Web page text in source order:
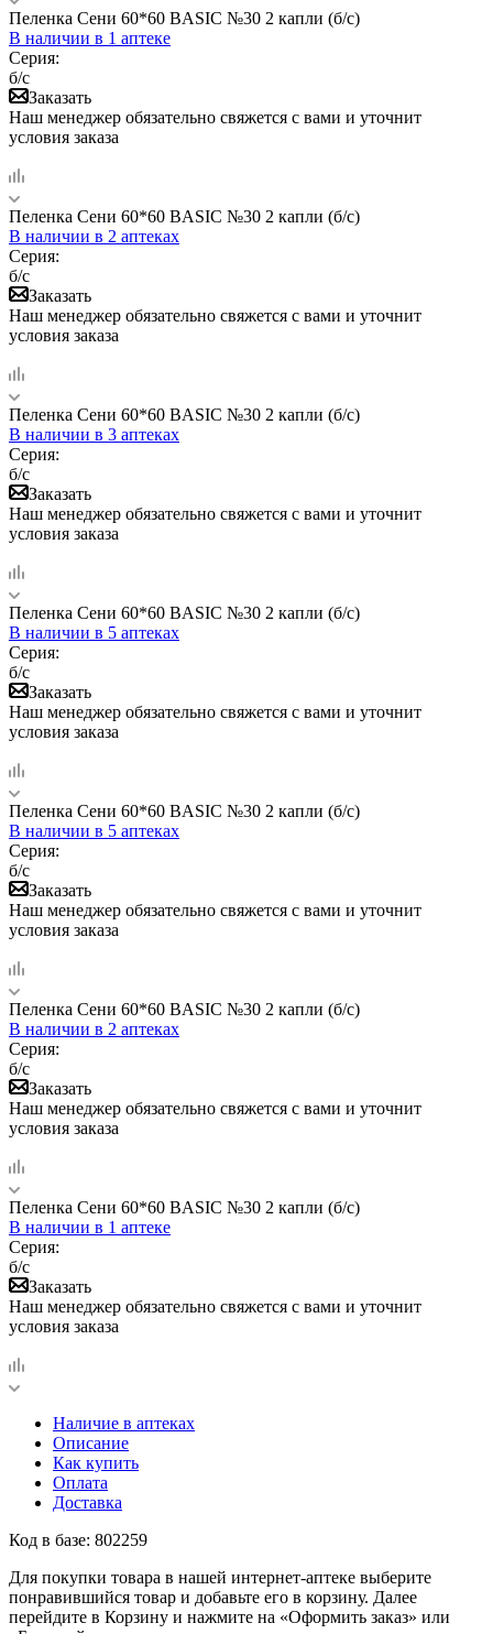
Пеленка Сени 60*60 BASIC №30 2 капли (б/с)
В наличии в 1 аптеке
Серия:
б/с
Заказать
Наш менеджер обязательно свяжется с вами и уточнит
условия заказа
Пеленка Сени 60*60 BASIC №30 2 капли (б/с)
В наличии в 2 аптеках
Серия:
б/с
Заказать
Наш менеджер обязательно свяжется с вами и уточнит
условия заказа
Пеленка Сени 60*60 BASIC №30 2 капли (б/с)
В наличии в 3 аптеках
Серия:
б/с
Заказать
Наш менеджер обязательно свяжется с вами и уточнит
условия заказа
Пеленка Сени 60*60 BASIC №30 2 капли (б/с)
В наличии в 5 аптеках
Серия:
б/с
Заказать
Наш менеджер обязательно свяжется с вами и уточнит
условия заказа
Пеленка Сени 60*60 BASIC №30 2 капли (б/с)
В наличии в 5 аптеках
Серия:
б/с
Заказать
Наш менеджер обязательно свяжется с вами и уточнит
условия заказа
Пеленка Сени 60*60 BASIC №30 2 капли (б/с)
В наличии в 2 аптеках
Серия:
б/с
Заказать
Наш менеджер обязательно свяжется с вами и уточнит
условия заказа
Пеленка Сени 60*60 BASIC №30 2 капли (б/с)
В наличии в 1 аптеке
Серия:
б/с
Заказать
Наш менеджер обязательно свяжется с вами и уточнит
условия заказа
Наличие в аптеках
Описание
Как купить
Оплата
Доставка
Код в базе: 802259
Для покупки товара в нашей интернет-аптеке выберите
понравившийся товар и добавьте его в корзину. Далее
перейдите в Корзину и нажмите на «Оформить заказ» или